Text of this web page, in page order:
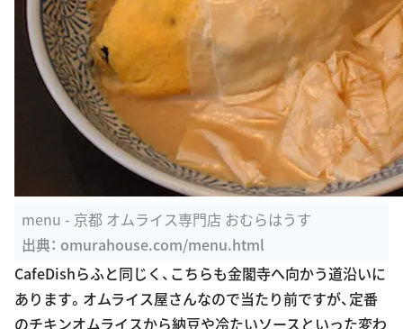
menu - 京都 オムライス専門店 おむらはうす
出典： omurahouse.com/menu.html
CafeDishらふと同じく、こちらも金閣寺へ向かう道沿いに
あります。オムライス屋さんなので当たり前ですが、定番
のチキンオムライスから納豆や冷たいソースといった変わ
り種、季節限定メニューなど種類は様々で、量はどれもボ